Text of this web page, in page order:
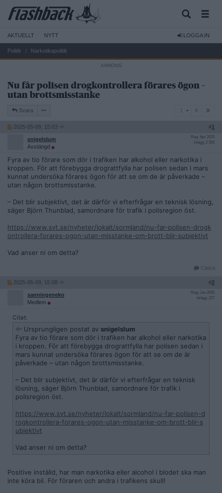
AKTUELLT NYTT LOGGA IN
Politik Narkotikapolitik
Nu får polisen drogkontrollera förares ögon –
utan brottsmisstanke
Svara
2025-05-09, 15:03 #1
snigelslum
Avstängd
Reg: Apr 2025
Inlägg: 2 555
Fyra av tio förare som dör i trafiken har alkohol eller narkotika i
kroppen. För att förebygga drograttfylla har polisen sedan i mars
kunnat undersöka förares ögon för att se om de är påverkade –
utan någon brottsmisstanke.
– Det blir subjektivt, det är därför vi efterfrågar en teknisk lösning,
säger Björn Thunblad, samordnare för trafik i polisregion öst.
https://www.svt.se/nyheter/lokalt/sormland/nu-far-polisen-drogk
ontrollera-forares-ogon-utan-misstanke-om-brott-blir-subjektivt
Vad anser ni om detta?
Citera
2025-05-09, 15:08 #2
sanningeneko
Medlem
Reg: Jan 2025
Inlägg: 227
Citat:
Ursprungligen postat av snigelslum
Fyra av tio förare som dör i trafiken har alkohol eller narkotika
i kroppen. För att förebygga drograttfylla har polisen sedan i
mars kunnat undersöka förares ögon för att se om de är
påverkade – utan någon brottsmisstanke.
– Det blir subjektivt, det är därför vi efterfrågar en teknisk
lösning, säger Björn Thunblad, samordnare för trafik i
polisregion öst.
https://www.svt.se/nyheter/lokalt/sormland/nu-far-polisen-d
rogkontrollera-forares-ogon-utan-misstanke-om-brott-blir-s
ubjektivt
Vad anser ni om detta?
Positive inställd, har man narkotika eller alcohol i blodet ska man
inte köra bil. För föraren och andra i trafikens skull!